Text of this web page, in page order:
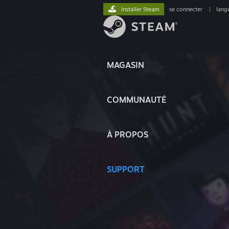
MAGASIN
COMMUNAUTÉ
À PROPOS
SUPPORT
Installer Steam se connecter